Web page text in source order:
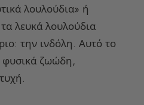
λουλούδια» ή
λευκά λουλούδια
την ινδόλη. Αυτό το
φυσικά ζωώδη,